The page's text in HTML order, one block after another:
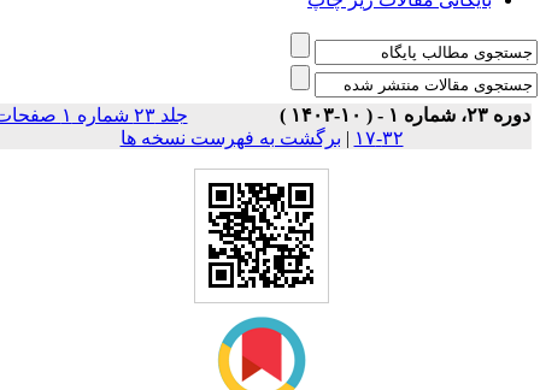
۲۳، شماره ۱ - ( ۱۰-۱۴۰۳ )
جلد ۲۳ شماره ۱ صفحات
۳۲-۱۷
| برگشت به فهرست نسخه ها